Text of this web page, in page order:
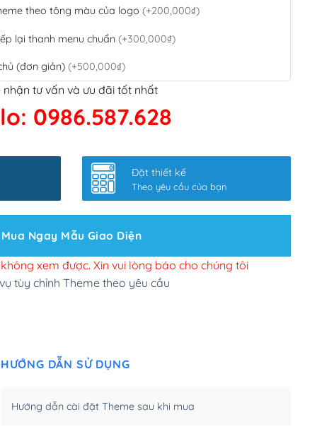
theo tông màu của logo (+200,000₫)
lại thanh menu chuẩn (+300,000₫)
(đơn giản) (+500,000₫)
Code ngân hàng(+100,000₫)
kết google, cập nhật sitemap(+50,000₫)
slider chính (+200,000₫)
site Wordpress(+100,000₫)
đăng web(+300,000₫)
tuỳ chọn (+2,000,000₫)
(+450,000₫)
tư vấn và ưu đãi tốt nhất
0986.587.628
Đặt thiết kế
Theo yêu cầu của bạn
Mua Ngay Mẫu Giao Diện
xem được. Xin vui lòng báo cho chúng tôi
tùy chỉnh Theme theo yêu cầu
HƯỚNG DẪN SỬ DỤNG
Hướng dẫn cài đặt Theme sau khi mua